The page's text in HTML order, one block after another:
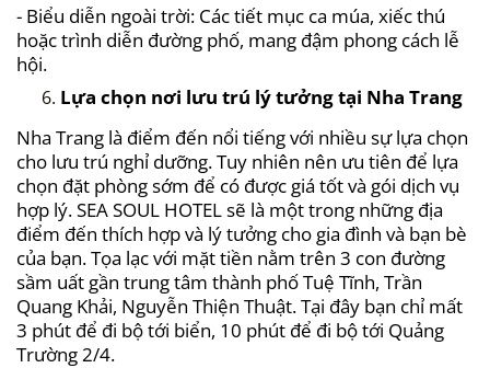
- Biểu diễn ngoài trời: Các tiết mục ca múa, xiếc thú
hoặc trình diễn đường phố, mang đậm phong cách lễ
hội.
Lựa chọn nơi lưu trú lý tưởng tại Nha Trang
Nha Trang là điểm đến nổi tiếng với nhiều sự lựa chọn
cho lưu trú nghỉ dưỡng. Tuy nhiên nên ưu tiên để lựa
chọn đặt phòng sớm để có được giá tốt và gói dịch vụ
hợp lý. SEA SOUL HOTEL sẽ là một trong những địa
điểm đến thích hợp và lý tưởng cho gia đình và bạn bè
của bạn. Tọa lạc với mặt tiền nằm trên 3 con đường
sầm uất gần trung tâm thành phố Tuệ Tĩnh, Trần
Quang Khải, Nguyễn Thiện Thuật. Tại đây bạn chỉ mất
3 phút để đi bộ tới biển, 10 phút để đi bộ tới Quảng
Trường 2/4.